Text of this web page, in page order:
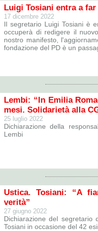
Luigi Tosiani entra a
17 dicembre 2022
Il segretario Luigi Tosiani è
occuperà di redigere il
nostro manifesto,
fondazione del PD è un
Lembi: “In Emilia
mesi. Solidarietà alla
25 luglio 2022
Dichiarazione della
Lembi
Ustica. Tosiani: “A
verità”
27 giugno 2022
Dichiarazione del segretario
Tosiani in occasione del 42